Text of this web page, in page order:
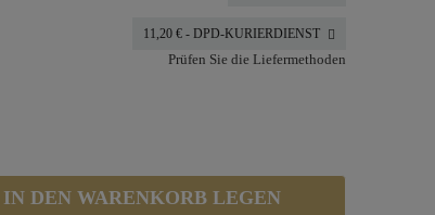
11,20 € - DPD-KURIERDIENST
Prüfen Sie die Liefermethoden
IN DEN WARENKORB LEGEN